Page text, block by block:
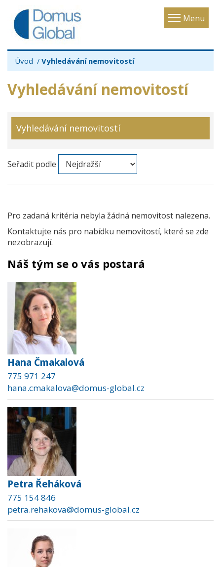
Menu
Toggle
Úvod Vyhledávání nemovitostí
Vyhledávání nemovitostí
Vyhledávání nemovitostí
Seřadit podle
Pro zadaná kritéria nebyla žádná nemovitost nalezena.
Kontaktujte nás pro nabídku nemovitostí, které se zde
nezobrazují.
Náš tým se o vás postará
Hana Čmakalová
775 971 247
hana.cmakalova@domus-global.cz
Petra Řeháková
775 154 846
petra.rehakova@domus-global.cz